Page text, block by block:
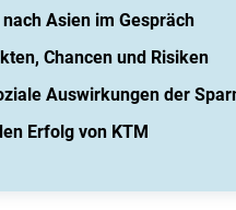
Asien im Gespräch
Chancen und Risiken
Auswirkungen der
Erfolg von KTM